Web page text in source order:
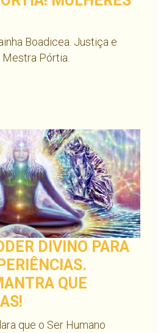
Boadicea. Justiça e
Pórtia.
DIVINO PARA
QUE
que o Ser Humano